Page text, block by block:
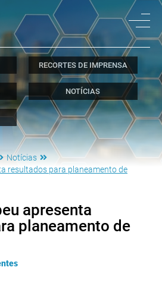
RECORTES DE IMPRENSA
NOTÍCIAS
Notícias
resultados para planeamento de
apresenta
planeamento de